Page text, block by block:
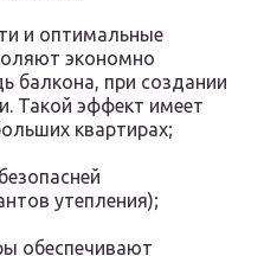
и оптимальные
экономно
балкона, при создании
Такой эффект имеет
квартирах;
утепления);
обеспечивают